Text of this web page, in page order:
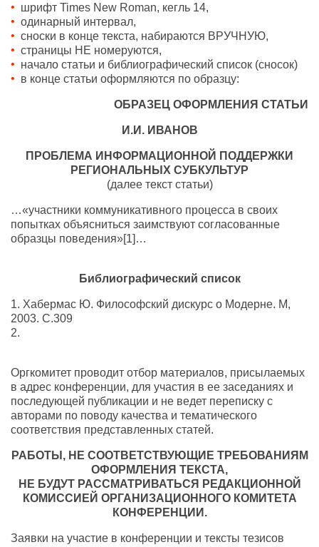
шрифт Times New Roman, кегль 14,
одинарный интервал,
сноски в конце текста, набираются ВРУЧНУЮ,
страницы НЕ номеруются,
начало статьи и библиографический список (сносок)
в конце статьи оформляются по образцу:
ОБРАЗЕЦ ОФОРМЛЕНИЯ СТАТЬИ
И.И. ИВАНОВ
ПРОБЛЕМА ИНФОРМАЦИОННОЙ ПОДДЕРЖКИ
РЕГИОНАЛЬНЫХ СУБКУЛЬТУР
(далее текст статьи)
…«участники коммуникативного процесса в своих
попытках объясниться заимствуют согласованные
образцы поведения»[1]…
Библиографический список
1. Хабермас Ю. Философский дискурс о Модерне. М,
2003. С.309
2.
Оргкомитет проводит отбор материалов, присылаемых
в адрес конференции, для участия в ее заседаниях и
последующей публикации и не ведет переписку с
авторами по поводу качества и тематического
соответствия представленных статей.
РАБОТЫ, НЕ СООТВЕТСТВУЮЩИЕ ТРЕБОВАНИЯМ
ОФОРМЛЕНИЯ ТЕКСТА,
НЕ БУДУТ РАССМАТРИВАТЬСЯ РЕДАКЦИОННОЙ
КОМИССИЕЙ ОРГАНИЗАЦИОННОГО КОМИТЕТА
КОНФЕРЕНЦИИ.
Заявки на участие в конференции и тексты тезисов